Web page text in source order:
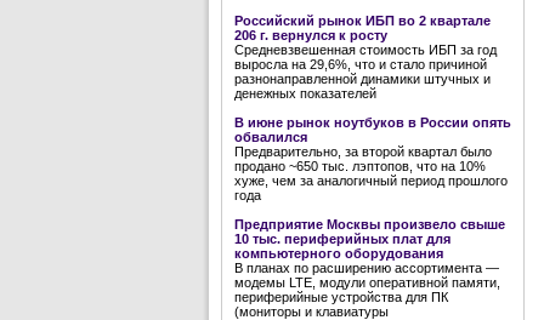
Российский рынок ИБП во 2 квартале
206 г. вернулся к росту
Средневзвешенная стоимость ИБП за год
выросла на 29,6%, что и стало причиной
разнонаправленной динамики штучных и
денежных показателей
В июне рынок ноутбуков в России опять
обвалился
Предварительно, за второй квартал было
продано ~650 тыс. лэптопов, что на 10%
хуже, чем за аналогичный период прошлого
года
Предприятие Москвы произвело свыше
10 тыс. периферийных плат для
компьютерного оборудования
В планах по расширению ассортимента —
модемы LTE, модули оперативной памяти,
периферийные устройства для ПК
(мониторы и клавиатуры